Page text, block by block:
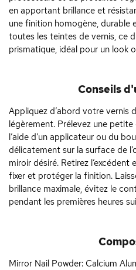
en apportant brillance et
une finition homogène, durable
toutes les teintes de vernis, ce
prismatique, idéal pour un look
Conseils
Appliquez d’abord votre vernis
légèrement. Prélevez une
l’aide d’un applicateur ou du
délicatement sur la surface de
miroir désiré. Retirez
fixer et protéger la finition.
brillance maximale, évitez le
pendant les premières heures
Mirror Nail Powder: Calcium